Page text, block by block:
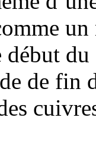
début
de fin